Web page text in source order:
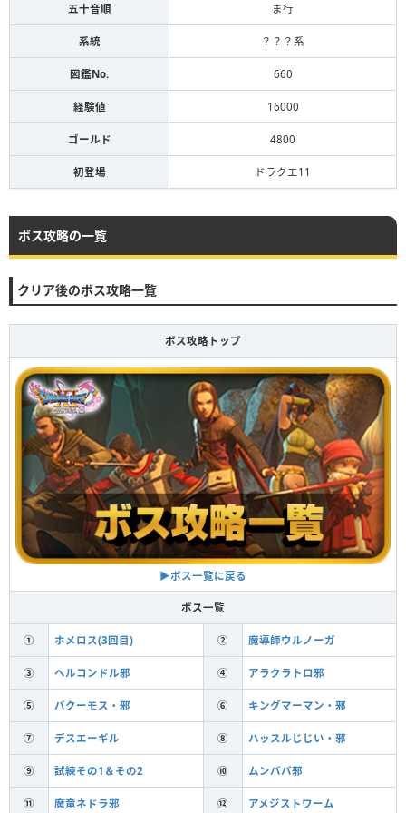
五十音順 ま行
系統 ？？？系
図鑑No. 660
経験値 16000
ゴールド 4800
初登場 ドラクエ11
ボス攻略の一覧
クリア後のボス攻略一覧
ボス攻略トップ
▶ボス一覧に戻る
ボス一覧
① ホメロス(3回目) ② 魔導師ウルノーガ
③ ヘルコンドル邪 ④ アラクラトロ邪
⑤ バクーモス・邪 ⑥ キングマーマン・邪
⑦ デスエーギル ⑧ ハッスルじじい・邪
⑨ 試練その1＆その2 ⑩ ムンババ邪
⑪ 魔竜ネドラ邪 ⑫ アメジストワーム